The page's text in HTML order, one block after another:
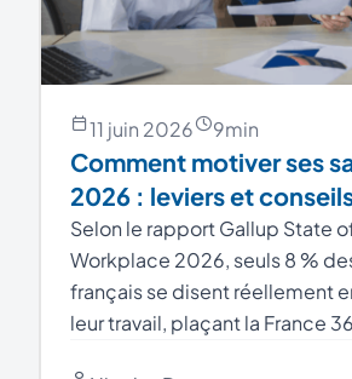
11 juin 2026 9min
Comment motiver ses
2026 : leviers et
Selon le rapport Gallup State
Workplace 2026, seuls 8 %
français se disent réellement
leur travail, plaçant la France